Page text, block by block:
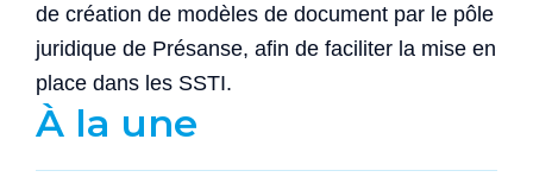
de création de modèles de document par le pôle
juridique de Présanse, afin de faciliter la mise en
place dans les SSTI.
À la une